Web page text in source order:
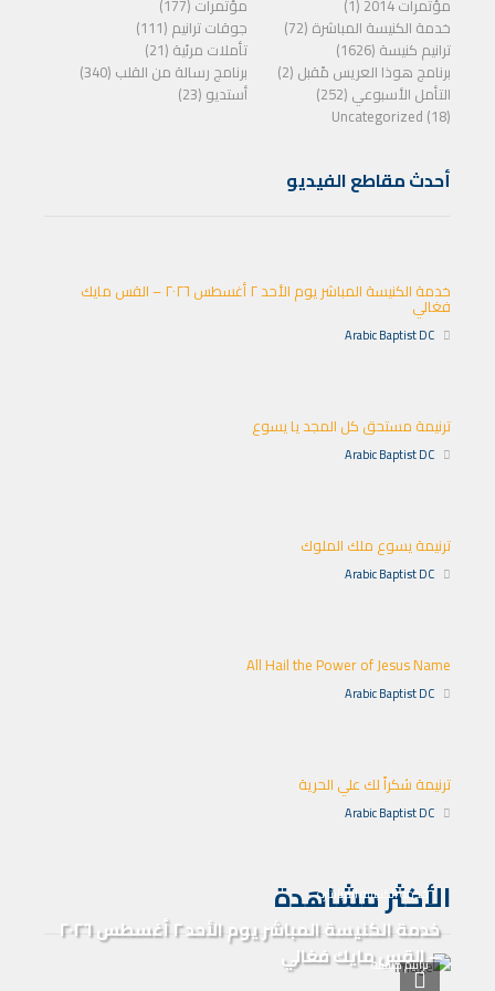
مؤتمرات 2014 (1)
مؤتمرات (177)
خدمة الكنيسة المباشرة (72)
جوقات ترانيم (111)
ترانيم كنيسة (1626)
تأملات مرئية (21)
برنامج هوذا العريس مًقبل (2)
برنامج رسالة من القلب (340)
التأمل الأسبوعي (252)
أستديو (23)
Uncategorized (18)
أحدث مقاطع الفيديو
خدمة الكنيسة المباشر يوم الأحد ٢ أغسطس ٢٠٢٦ – القس مايك
فغالي
Arabic Baptist DC
ترنيمة مستحق كل المجد يا يسوع
Arabic Baptist DC
ترنيمة يسوع ملك الملوك
Arabic Baptist DC
All Hail the Power of Jesus Name
Arabic Baptist DC
ترنيمة شكراً لك علي الحرية
Arabic Baptist DC
الأكثر مشاهدة
خدمة الكنيسة المباشرة
خدمة الكنيسة المباشر يوم الأحد ٢ أغسطس ٢٠٢٦
– القس مايك فغالي
ترانيم كنيسة